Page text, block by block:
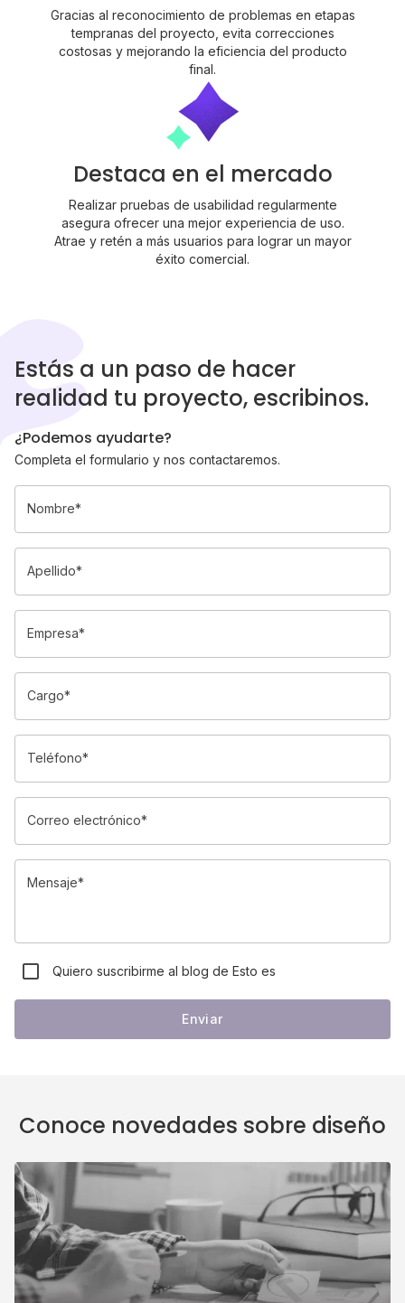
Gracias al reconocimiento de problemas en etapas
tempranas del proyecto, evita correcciones
costosas y mejorando la eficiencia del producto
final.
Destaca en el mercado
Realizar pruebas de usabilidad regularmente
asegura ofrecer una mejor experiencia de uso.
Atrae y retén a más usuarios para lograr un mayor
éxito comercial.
Estás a un paso de hacer
realidad tu proyecto, escribinos.
¿Podemos ayudarte?
Completa el formulario y nos contactaremos.
Nombre*
Apellido*
Empresa*
Cargo*
Teléfono*
Correo electrónico*
Mensaje*
Quiero suscribirme al blog de Esto es
Enviar
Conoce novedades sobre diseño